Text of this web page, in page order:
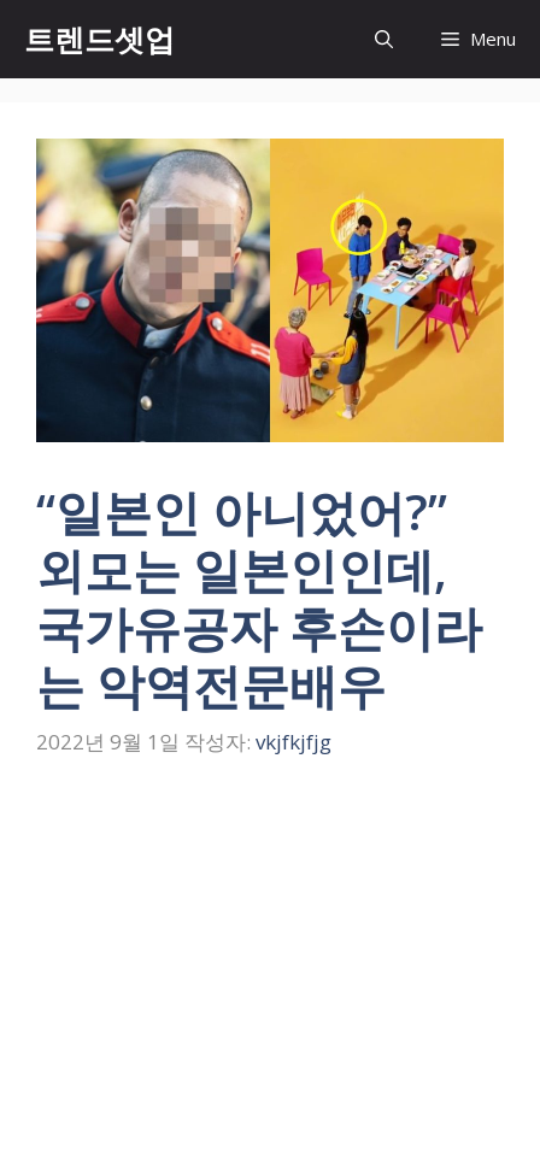
츠
트렌드셋업 Menu
“일본인 아니었어?”
외모는 일본인인데,
국가유공자 후손이라
는 악역전문배우
2022년 9월 1일 작성자: vkjfkjfjg